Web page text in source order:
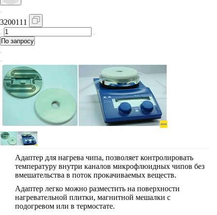
3200111
По запросу
Адаптер для нагрева чипа, позволяет контролировать
температуру внутри каналов микрофлюидных чипов без
вмешательства в поток прокачиваемых веществ.
Адаптер легко можно разместить на поверхности
нагревательной плитки, магнитной мешалки с
подогревом или в термостате.